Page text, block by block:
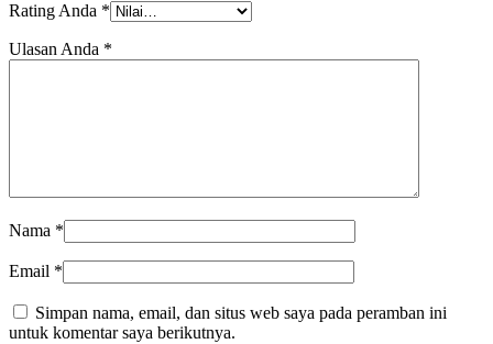
Rating Anda *
Ulasan Anda *
Nama *
Email *
Simpan nama, email, dan situs web saya pada peramban ini
untuk komentar saya berikutnya.